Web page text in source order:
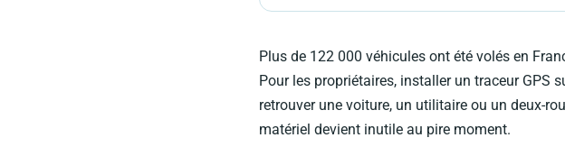
Plus de 122 000 véhicules ont été volés en
Pour les propriétaires, installer un traceur GPS
retrouver une voiture, un utilitaire ou un deux-
matériel devient inutile au pire moment.